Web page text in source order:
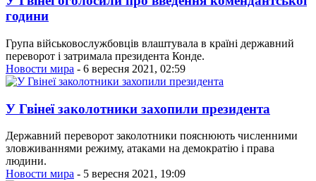
години
Група військовослужбовців влаштувала в країні державний
переворот і затримала президента Конде.
Новости мира - 6 вересня 2021, 02:59
У Гвінеї заколотники захопили президента
Державний переворот заколотники пояснюють численними
зловживаннями режиму, атаками на демократію і права
людини.
Новости мира - 5 вересня 2021, 19:09